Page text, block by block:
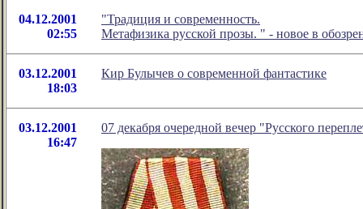
04.12.2001
02:55
"Традиция и современность.
Метафизика русской прозы. " - новое в
03.12.2001
18:03
Кир Булычев о современной фантастике
03.12.2001
16:47
07 декабря очередной вечер "Русского